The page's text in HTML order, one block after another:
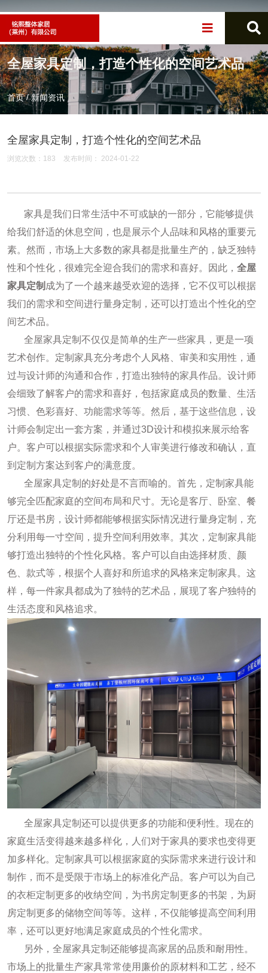
全屋家具定制，打造个性化的空间艺术品
首页/新闻资讯
全屋家具定制，打造个性化的空间艺术品
浏览次数： 183 发布时间： 2024-01-22
家具是我们日常生活中不可或缺的一部分，它能够提供
给我们舒适的休息空间，也是展示个人品味和风格的重要元
素。然而，市场上大多数的家具都是批量生产的，缺乏独特
性和个性化，很难完全迎合我们的需求和喜好。因此， 全屋
家具定制 成为了一个越来越受欢迎的选择，它不仅可以根据
我们的需求和空间进行量身定制，还可以打造出个性化的空
间艺术品。
全屋家具定制不仅仅是简单的生产一些家具，更是一项
艺术创作。定制家具充分考虑个人风格、审美和实用性，通
过与设计师的沟通和合作，打造出独特的家具作品。设计师
会细致了解客户的需求和喜好，包括家庭成员的数量、生活
习惯、色彩喜好、功能需求等等。然后，基于这些信息，设
计师会制定出一套方案，并通过3D设计和模拟来展示给客
户。客户可以根据实际需求和个人审美进行修改和确认，直
到定制方案达到客户的满意度。
全屋家具定制的好处是不言而喻的。首先，定制家具能
够完全匹配家庭的空间布局和尺寸。无论是客厅、卧室、餐
厅还是书房，设计师都能够根据实际情况进行量身定制，充
分利用每一寸空间，提升空间利用效率。其次，定制家具能
够打造出独特的个性化风格。客户可以自由选择材质、颜
色、款式等，根据个人喜好和所追求的风格来定制家具。这
样，每一件家具都成为了独特的艺术品，展现了客户独特的
生活态度和风格追求。
全屋家具定制还可以提供更多的功能和便利性。现在的
家庭生活变得越来越多样化，人们对于家具的要求也变得更
加多样化。定制家具可以根据家庭的实际需求来进行设计和
制作，而不是受限于市场上的标准化产品。客户可以为自己
的衣柜定制更多的收纳空间，为书房定制更多的书架，为厨
房定制更多的储物空间等等。这样，不仅能够提高空间利用
率，还可以更好地满足家庭成员的个性化需求。
另外，全屋家具定制还能够提高家居的品质和耐用性。
市场上的批量生产家具常常使用廉价的原材料和工艺，经不